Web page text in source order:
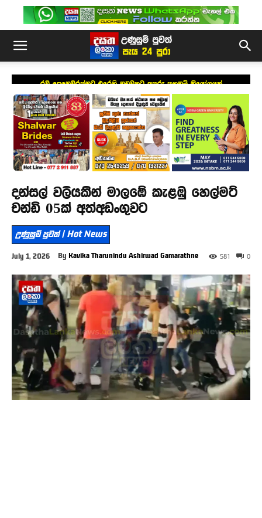
රවි සෙනෙවිරත්නට එරෙහි නඩුවකට අතුරු තහනම් නියෝගයක්
දන්සල් වලියකින් මාලඹේ කැළඹු හෙල්මට්
චන්ඩි 05ක් අත්අඩංගුවට
උණුසුම් පුවත් | Hot News
July 1, 2026 By Kavika Tharunindu Ashirwad Gamarathne 0
581